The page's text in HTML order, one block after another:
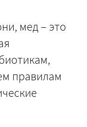
мед – это
правилам